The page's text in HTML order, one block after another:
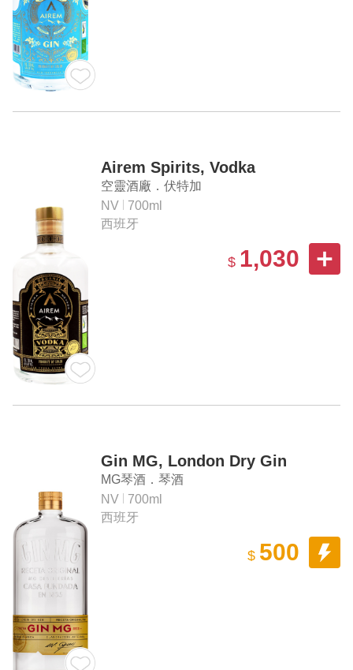
Airem Spirits, Vodka
空靈酒廠．伏特加
NV
700ml
西班牙
$ 1,030
Gin MG, London Dry Gin
MG琴酒．琴酒
NV
700ml
西班牙
$ 500